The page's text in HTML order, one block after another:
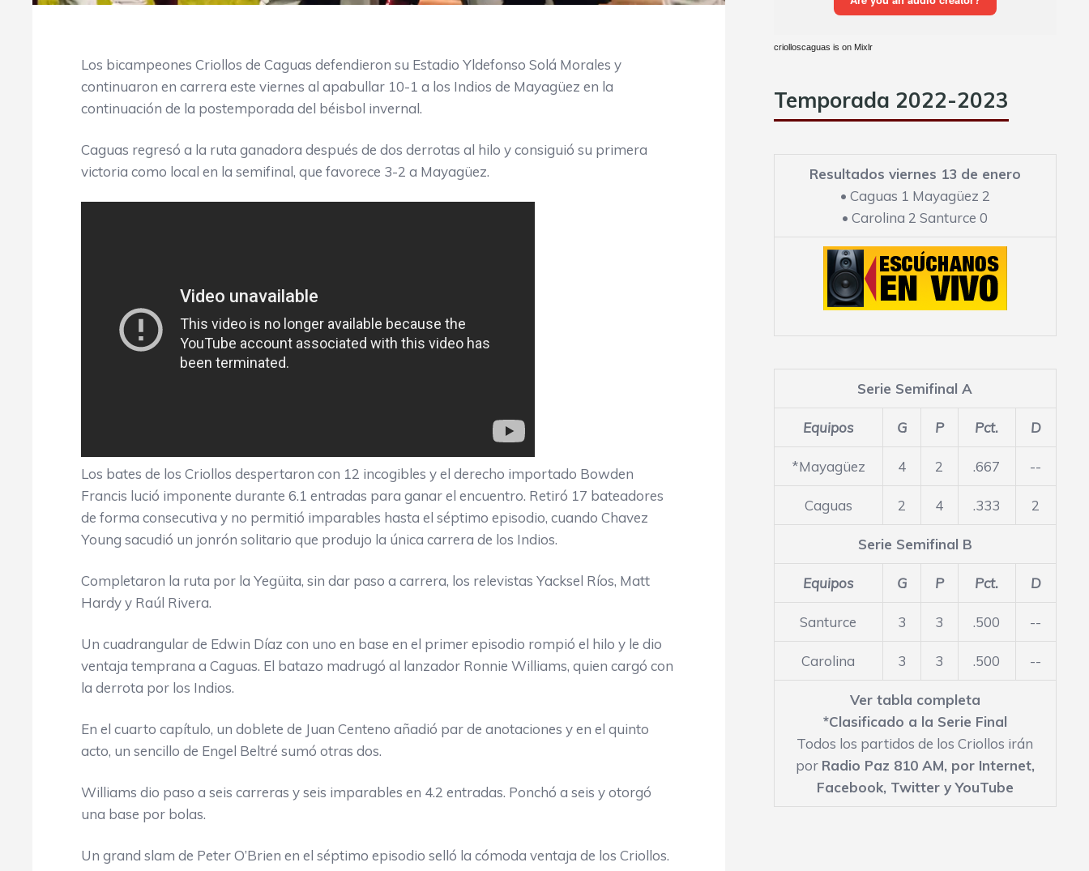
Los bicampeones Criollos de Caguas defendieron su Estadio Yldefonso Solá Morales y
continuaron en carrera este viernes al apabullar 10-1 a los Indios de Mayagüez en la
continuación de la postemporada del béisbol invernal.
Caguas regresó a la ruta ganadora después de dos derrotas al hilo y consiguió su primera
victoria como local en la semifinal, que favorece 3-2 a Mayagüez.
Los bates de los Criollos despertaron con 12 incogibles y el derecho importado Bowden
Francis lució imponente durante 6.1 entradas para ganar el encuentro. Retiró 17 bateadores
de forma consecutiva y no permitió imparables hasta el séptimo episodio, cuando Chavez
Young sacudió un jonrón solitario que produjo la única carrera de los Indios.
Completaron la ruta por la Yegüita, sin dar paso a carrera, los relevistas Yacksel Ríos, Matt
Hardy y Raúl Rivera.
Un cuadrangular de Edwin Díaz con uno en base en el primer episodio rompió el hilo y le dio
ventaja temprana a Caguas. El batazo madrugó al lanzador Ronnie Williams, quien cargó con
la derrota por los Indios.
En el cuarto capítulo, un doblete de Juan Centeno añadió par de anotaciones y en el quinto
acto, un sencillo de Engel Beltré sumó otras dos.
Williams dio paso a seis carreras y seis imparables en 4.2 entradas. Ponchó a seis y otorgó
una base por bolas.
Un grand slam de Peter O’Brien en el séptimo episodio selló la cómoda ventaja de los Criollos.
criolloscaguas is on Mixlr
Temporada 2022-2023
Resultados viernes 13 de enero
• Caguas 1 Mayagüez 2
•Carolina 2 Santurce 0
Serie Semifinal A
Equipos G P Pct. D
*Mayagüez 4 2 .667 --
Caguas 2 4 .333 2
Serie Semifinal B
Equipos G P Pct. D
Santurce 3 3 .500 --
Carolina 3 3 .500 --
Ver tabla completa
*Clasificado a la Serie Final
Todos los partidos de los Criollos irán
por Radio Paz 810 AM, por Internet,
Facebook, TwitteryYouTube